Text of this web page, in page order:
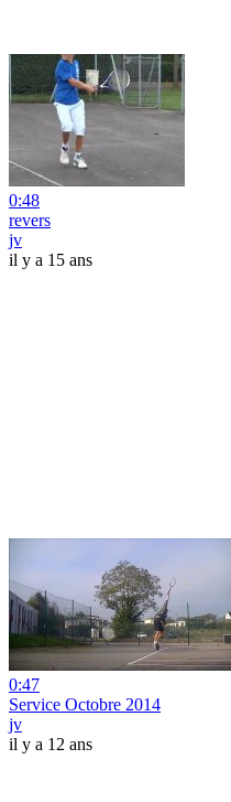
0:48
revers
jv
il y a 15 ans
0:47
Service Octobre 2014
jv
il y a 12 ans